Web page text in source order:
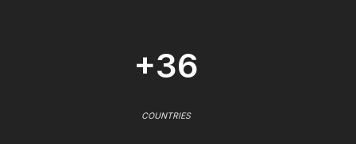
+36
COUNTRIES